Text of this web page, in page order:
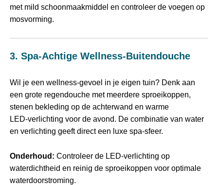
met mild schoonmaakmiddel en controleer de voegen op
mosvorming.
3. Spa‑achtige Wellness‑buitendouche
Wil je een wellness‑gevoel in je eigen tuin? Denk aan
een grote regendouche met meerdere sproeikoppen,
stenen bekleding op de achterwand en warme
LED‑verlichting voor de avond. De combinatie van water
en verlichting geeft direct een luxe spa‑sfeer.
Onderhoud: Controleer de LED‑verlichting op
waterdichtheid en reinig de sproeikoppen voor optimale
waterdoorstroming.